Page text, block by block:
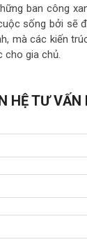
ban công
sống bởi sẽ
mà các kiến
cho gia chủ.
HỆ TƯ